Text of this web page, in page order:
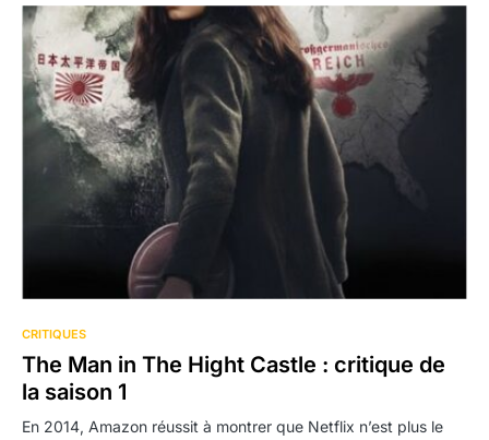
CRITIQUES
The Man in The Hight Castle : critique de
la saison 1
En 2014, Amazon réussit à montrer que Netflix n’est plus le